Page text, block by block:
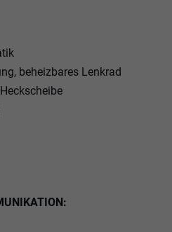
beheizbares Lenkrad